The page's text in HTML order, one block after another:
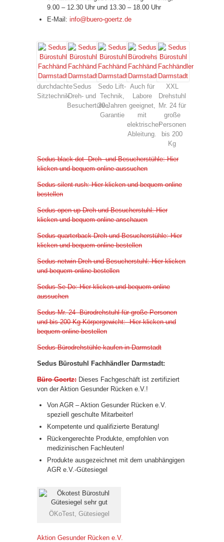
9.00 – 12.30 Uhr und 13.30 – 18.00 Uhr
E-Mail: info@buero-goertz.de
durchdachte
Sitztechnik
Sedus
Dreh- und
Besuchertühle
Sedo Lift-
Technik,
30 Jahren
Garantie
Auch für
Labore
geeignet,
mit
elektrischer
Ableitung.
XXL
Drehstuhl
Mr. 24 für
große
Personen
bis 200
Kg
Sedus black dotDreh- und Besucherstühle: Hier
klicken und bequem online aussuchen
Sedus silent rush: Hier klicken und bequem online
bestellen
Sedus open up Dreh und Besucherstuhl: Hier
klicken und bequem online anschauen
Sedus quarterback Dreh und Besucherstühle: Hier
klicken und bequem online bestellen
Sedus netwin Dreh und Besucherstuhl: Hier klicken
und bequem online bestellen
Sedus Se-Do: Hier klicken und bequem online
aussuchen
Sedus Mr. 24 Bürodrehstuhl für große Personen
und bis 200 Kg Körpergewicht: Hier klicken und
bequem online bestellen
Sedus Bürodrehstühle kaufen in Darmstadt
Sedus Bürostuhl Fachhändler Darmstadt:
Büro Goertz: Dieses Fachgeschäft ist zertifiziert
von der Aktion Gesunder Rücken e.V.!
Von AGR – Aktion Gesunder Rücken e.V.
speziell geschulte Mitarbeiter!
Kompetente und qualifizierte Beratung!
Rückengerechte Produkte, empfohlen von
medizinischen Fachleuten!
Produkte ausgezeichnet mit dem unabhängigen
AGR e.V.-Gütesiegel
ÖKoTest, Gütesiegel
Aktion Gesunder Rücken e.V.